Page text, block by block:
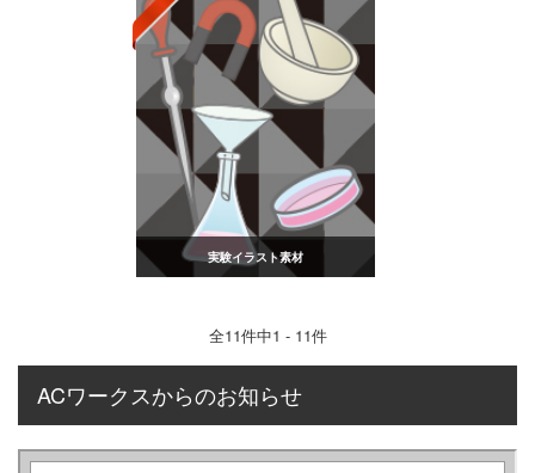
実験イラスト素材
全11件中1 - 11件
ACワークスからのお知らせ